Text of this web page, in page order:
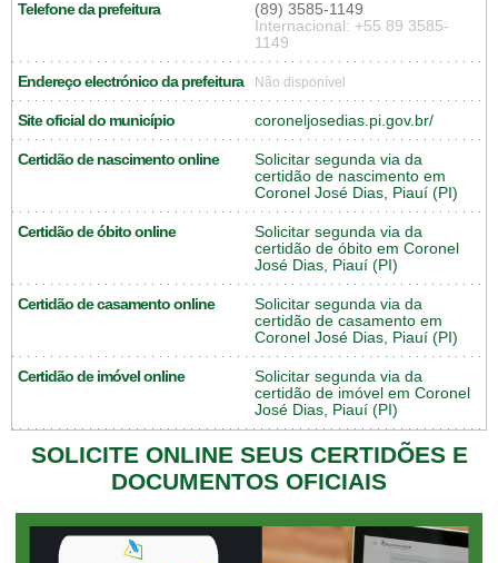
Telefone da prefeitura
(89) 3585-1149
Internacional: +55 89 3585-
1149
Endereço electrónico da prefeitura Não disponível
Site oficial do município coroneljosedias.pi.gov.br/
Certidão de nascimento online
Solicitar segunda via da
certidão de nascimento em
Coronel José Dias, Piauí (PI)
Certidão de óbito online
Solicitar segunda via da
certidão de óbito em Coronel
José Dias, Piauí (PI)
Certidão de casamento online
Solicitar segunda via da
certidão de casamento em
Coronel José Dias, Piauí (PI)
Certidão de imóvel online
Solicitar segunda via da
certidão de imóvel em Coronel
José Dias, Piauí (PI)
SOLICITE ONLINE SEUS CERTIDÕES E
DOCUMENTOS OFICIAIS